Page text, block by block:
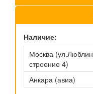
Наличие:
Москва
строение 4)
Анкара (авиа)